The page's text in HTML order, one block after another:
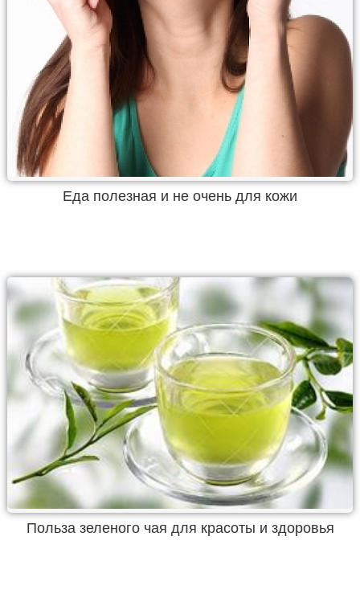
Еда полезная и не очень для кожи
Польза зеленого чая для красоты и здоровья